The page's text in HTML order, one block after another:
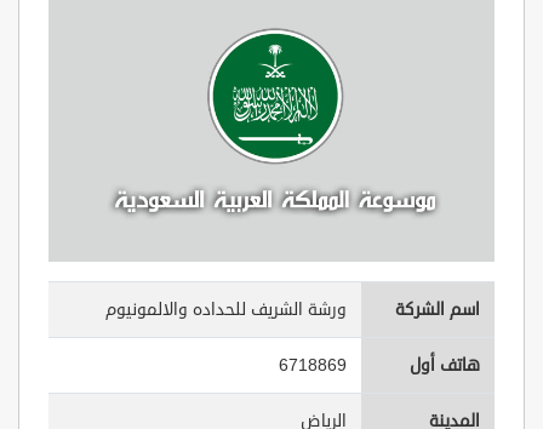
اسم الشركة ورشة الشريف للحداده والالمونيوم
هاتف أول 6718869
المدينة الرياض